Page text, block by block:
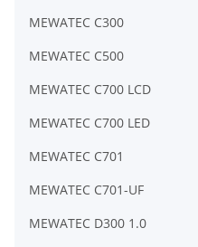
MEWATEC C300
MEWATEC C500
MEWATEC C700 LCD
MEWATEC C700 LED
MEWATEC C701
MEWATEC C701-UF
MEWATEC D300 1.0